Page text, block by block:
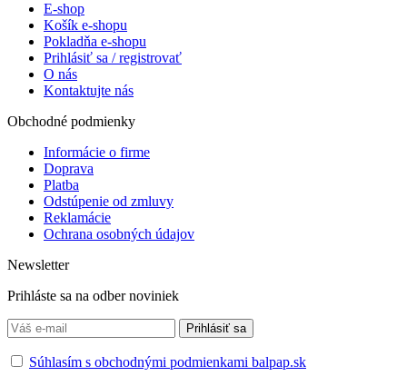
E-shop
Košík e-shopu
Pokladňa e-shopu
Prihlásiť sa / registrovať
O nás
Kontaktujte nás
Obchodné podmienky
Informácie o firme
Doprava
Platba
Odstúpenie od zmluvy
Reklamácie
Ochrana osobných údajov
Newsletter
Prihláste sa na odber noviniek
Súhlasím s obchodnými podmienkami balpap.sk